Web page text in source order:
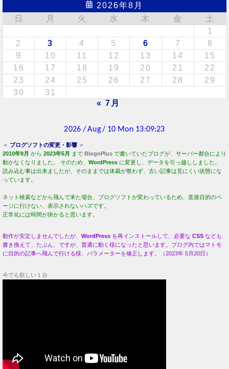
2026年8月
日
月 火 水 木 金
土
1
2
3 4 5 6 7
8
9
10 11 12 13 14
15
16
17 18 19 20 21
22
23
24 25 26 27 28
29
30
31
« 7月
＜ ブログソフトの変更・影響 ＞
2010年9月 から 2023年5月 まで BlognPlus で書いていたブログが、サーバー都合により
動かなくなりました。 そのため、 WordPress に変更し、データを引っ越ししました。
読み込む事は出来ましたが、そのままでは体裁が整わず、古い記事は見にくい状態にな
っています。
ネット検索などから飛んで来た場合、ブログソフトが変わっているため、直接目的のペ
ージに行けない、表示されないハズです。
正常化には時間が掛かると思います。
動作が安定しませんでしたが、 WordPress を再インストールして、必要な CSS なども
書き換えて、たぶん、ですが、普通に動く様になったと思います。ブログ内ではマトモ
に目的の記事へ飛んで行ける様、パラメーターを修正します。（2023年 5月20日）
今でも欲しい１台